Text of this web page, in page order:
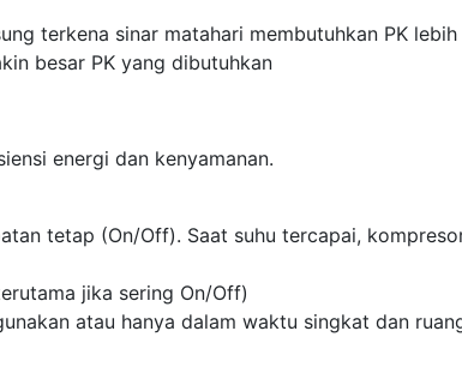
terkena sinar matahari membutuhkan PK
besar PK yang dibutuhkan
energi dan kenyamanan.
tetap (On/Off). Saat suhu tercapai,
jika sering On/Off)
atau hanya dalam waktu singkat dan